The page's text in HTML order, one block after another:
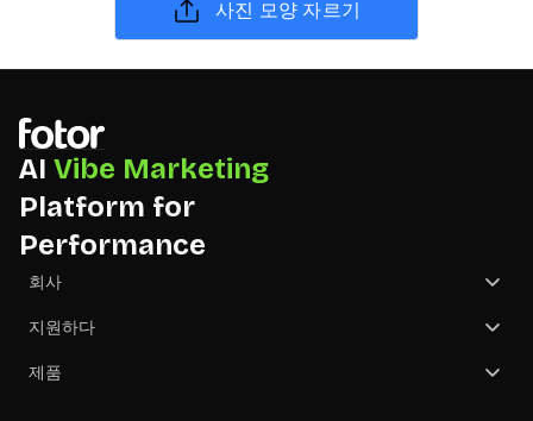
사진 모양 자르기
AI Vibe Marketing
Platform for
Performance
회사
회사 소개
문의하기
지원하다
지원 센터
제품